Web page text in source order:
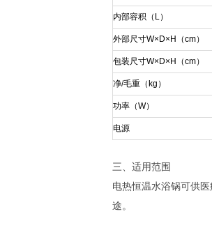
内部容积（ L）
外部尺寸W× D× H （cm）
包装尺寸W× D× H （cm）
净/毛重（ kg ）
功率（W）
电源
三、适用范围
电热恒温水浴锅可供
途。